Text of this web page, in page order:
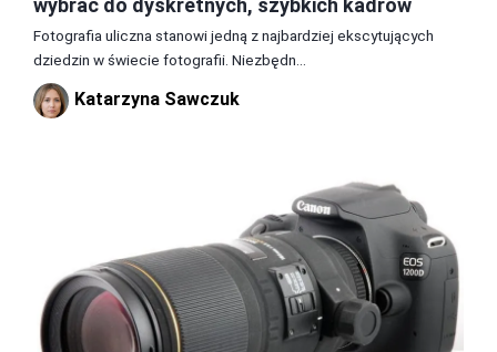
wybrać do dyskretnych, szybkich kadrów
Fotografia uliczna stanowi jedną z najbardziej ekscytujących
dziedzin w świecie fotografii. Niezbędn...
Katarzyna Sawczuk